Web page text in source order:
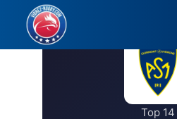
Aller
contenu
Top 14